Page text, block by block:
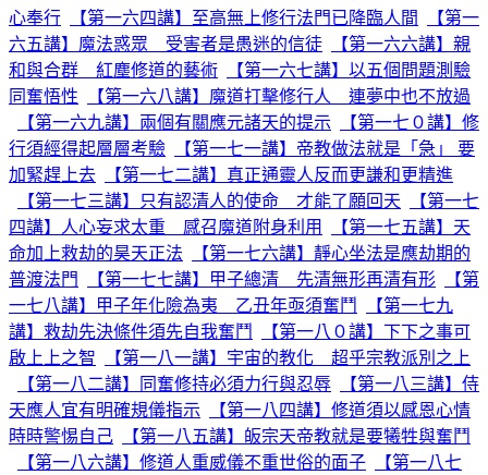
心奉行
【第一六四講】至高無上修行法門已降臨人間
【第一
六五講】魔法惑眾 受害者是愚迷的信徒
【第一六六講】親
和與合群 紅塵修道的藝術
【第一六七講】以五個問題測驗
同奮悟性
【第一六八講】魔道打擊修行人 連夢中也不放過
【第一六九講】兩個有關應元諸天的提示
【第一七０講】修
行須經得起層層考驗
【第一七一講】帝教做法就是「急」 要
加緊趕上去
【第一七二講】真正通靈人反而更謙和更精進
【第一七三講】只有認清人的使命 才能了願回天
【第一七
四講】人心妄求太重 感召魔道附身利用
【第一七五講】天
命加上救劫的昊天正法
【第一七六講】靜心坐法是應劫期的
普渡法門
【第一七七講】甲子總清 先清無形再清有形
【第
一七八講】甲子年化險為夷 乙丑年亟須奮鬥
【第一七九
講】救劫先決條件須先自我奮鬥
【第一八０講】下下之事可
啟上上之智
【第一八一講】宇宙的教化 超乎宗教派別之上
【第一八二講】同奮修持必須力行與忍辱
【第一八三講】侍
天應人宜有明確規儀指示
【第一八四講】修道須以感恩心情
時時警惕自己
【第一八五講】皈宗天帝教就是要犧牲與奮鬥
【第一八六講】修道人重威儀不重世俗的面子
【第一八七